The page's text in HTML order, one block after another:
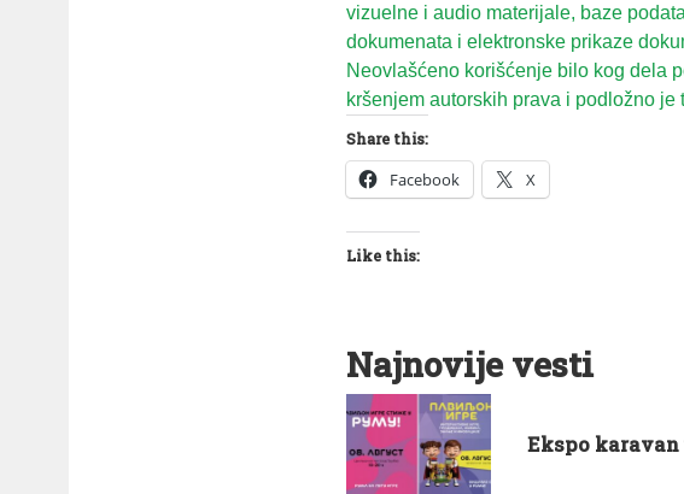
vizuelne i audio materijale, baze
dokumenata i elektronske prikaze
Neovlašćeno korišćenje bilo kog dela
kršenjem autorskih prava i podložno je
Share this:
Facebook X
Like this:
Najnovije vesti
Ekspo karavan